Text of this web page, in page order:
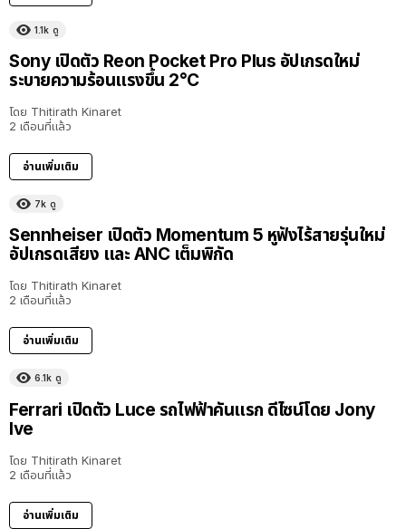
1.1k ดู
Sony เปิดตัว Reon Pocket Pro Plus อัปเกรดใหม่
ระบายความร้อนแรงขึ้น 2°C
โดย Thitirath Kinaret
2 เดือนที่แล้ว
อ่านเพิ่มเติม
7k ดู
Sennheiser เปิดตัว Momentum 5 หูฟังไร้สายรุ่นใหม่
อัปเกรดเสียง และ ANC เต็มพิกัด
โดย Thitirath Kinaret
2 เดือนที่แล้ว
อ่านเพิ่มเติม
6.1k ดู
Ferrari เปิดตัว Luce รถไฟฟ้าคันแรก ดีไซน์โดย Jony
Ive
โดย Thitirath Kinaret
2 เดือนที่แล้ว
อ่านเพิ่มเติม